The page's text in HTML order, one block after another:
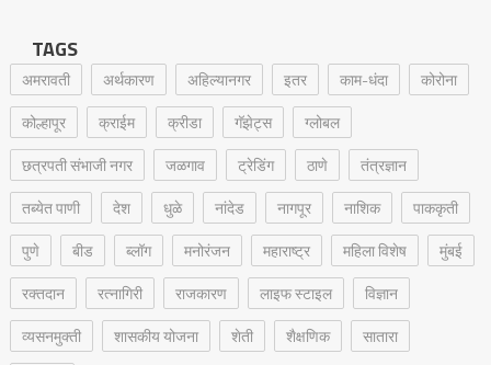
TAGS
अमरावती अर्थकारण अहिल्यानगर इतर काम-धंदा
कोरोना
कोल्हापूर
क्राईम क्रीडा गॅझेट्स
ग्लोबल
छत्रपती संभाजी नगर
जळगाव ट्रेडिंग ठाणे
तंत्रज्ञान
तब्येत पाणी
देश धुळे नांदेड नागपूर नाशिक
पाककृती
पुणे
बीड ब्लॉग मनोरंजन महाराष्ट्र महिला विशेष
मुंबई
रक्‍तदान
रत्नागिरी राजकारण लाइफ स्टाइल
विज्ञान
व्यसनमुक्ती
शासकीय योजना शेती शैक्षणिक
सातारा